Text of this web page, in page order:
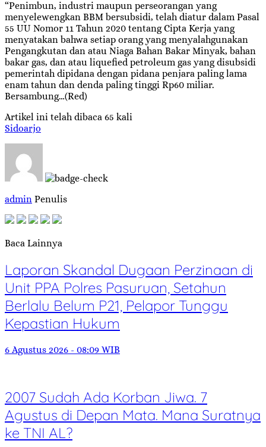
“Penimbun, industri maupun perseorangan yang
menyelewengkan BBM bersubsidi, telah diatur dalam Pasal
55 UU Nomor 11 Tahun 2020 tentang Cipta Kerja yang
menyatakan bahwa setiap orang yang menyalahgunakan
Pengangkutan dan atau Niaga Bahan Bakar Minyak, bahan
bakar gas, dan atau liquefied petroleum gas yang disubsidi
pemerintah dipidana dengan pidana penjara paling lama
enam tahun dan denda paling tinggi Rp60 miliar.
Bersambung…(Red)
Artikel ini telah dibaca 65 kali
Sidoarjo
admin Penulis
Baca Lainnya
Laporan Skandal Dugaan Perzinaan di
Unit PPA Polres Pasuruan, Setahun
Berlalu Belum P21, Pelapor Tunggu
Kepastian Hukum
6 Agustus 2026 - 08:09 WIB
2007 Sudah Ada Korban Jiwa. 7
Agustus di Depan Mata. Mana Suratnya
ke TNI AL?